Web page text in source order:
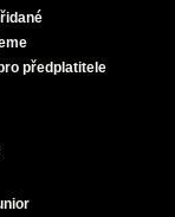
předplatitele